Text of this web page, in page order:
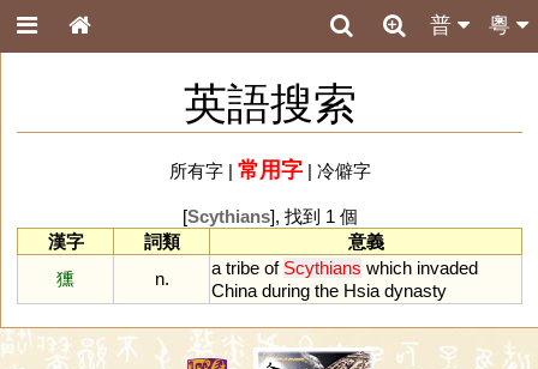
粵
普
英語搜索
所有字| 常用字| 冷僻字
[Scythians], 找到 1 個
漢字
詞類
意義
獯
n.
a tribe of Scythians which invaded
China during the Hsia dynasty